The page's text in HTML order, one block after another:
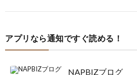
アプリなら通知ですぐ読める！
NAPBIZブログ